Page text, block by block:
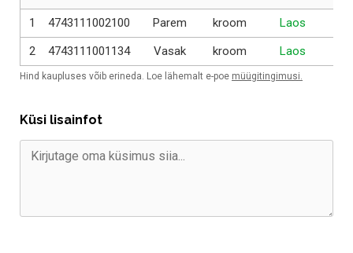
1 4743111002100 Parem kroom Laos
2 4743111001134 Vasak kroom Laos
Hind kaupluses võib erineda. Loe lähemalt e-poe müügitingimusi.
Küsi lisainfot